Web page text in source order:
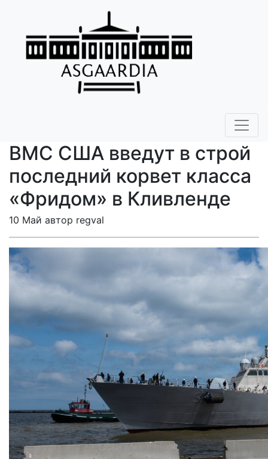
ВМС США введут в строй
последний корвет класса
«Фридом» в Кливленде
10 Май автор regval